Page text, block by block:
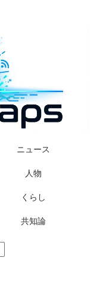
ニュース
人物
くらし
共知論